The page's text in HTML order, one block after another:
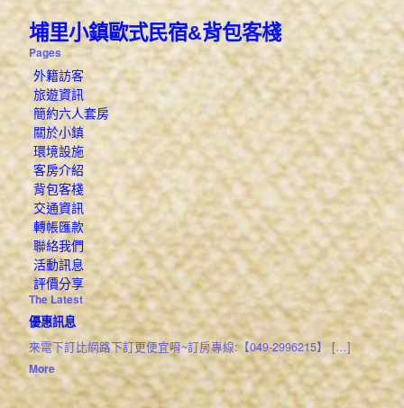
埔里小鎮歐式民宿&背包客棧
Pages
外籍訪客
旅遊資訊
簡約六人套房
關於小鎮
環境設施
客房介紹
背包客棧
交通資訊
轉帳匯款
聯絡我們
活動訊息
評價分享
The Latest
優惠訊息
來電下訂比網路下訂更便宜唷~訂房專線:【049-2996215】 […]
More